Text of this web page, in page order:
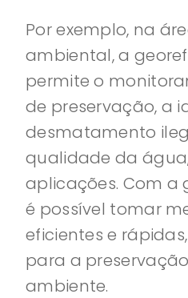
Por exemplo, na
ambiental, a
permite o
de preservação, a
desmatamento
qualidade da
aplicações. Com a
é possível tomar
eficientes e
para a
ambiente.